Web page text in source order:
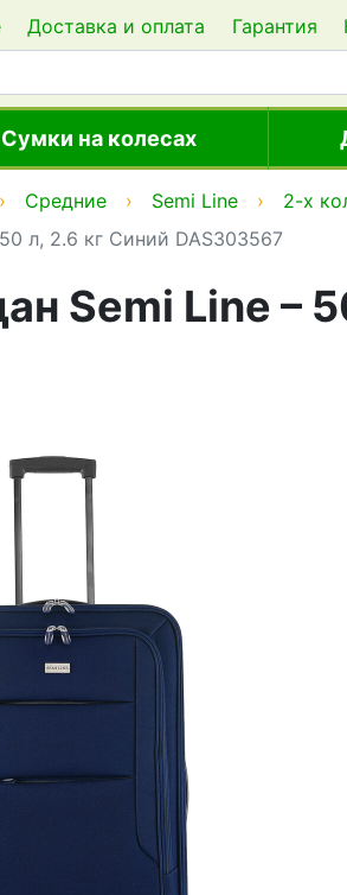
Доставка и оплата Гарантия
Сумки на колесах
Средние Semi Line 2-х
л, 2.6 кг Синий DAS303567
Semi Line –